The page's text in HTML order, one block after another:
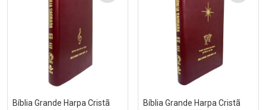
Bíblia Grande Harpa Cristã
Bíblia Grande Harpa Cristã